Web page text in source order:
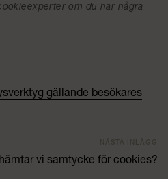
om du har några
gällande besökares
vi samtycke för cookies?